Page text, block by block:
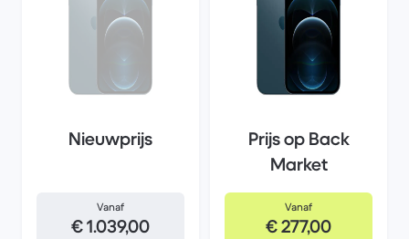
Nieuwprijs
Vanaf
€ 1.039,00
Prijs op Back
Market
Vanaf
€ 277,00